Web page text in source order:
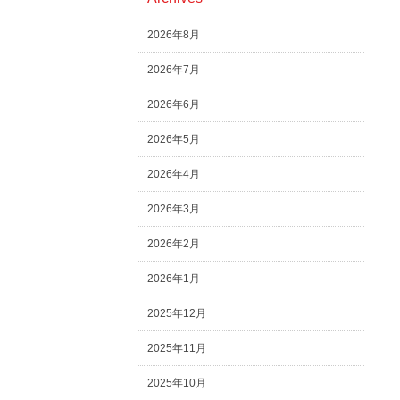
2026年8月
2026年7月
2026年6月
2026年5月
2026年4月
2026年3月
2026年2月
2026年1月
2025年12月
2025年11月
2025年10月